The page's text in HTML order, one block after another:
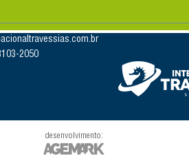
2050
desenvolvimento: